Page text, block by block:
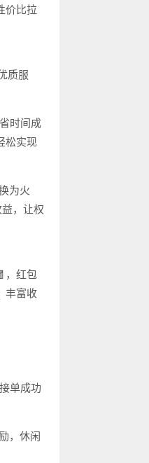
价比拉
质服
时间成
松实现
为火
，让权
，红包
丰富收
单成功
，休闲